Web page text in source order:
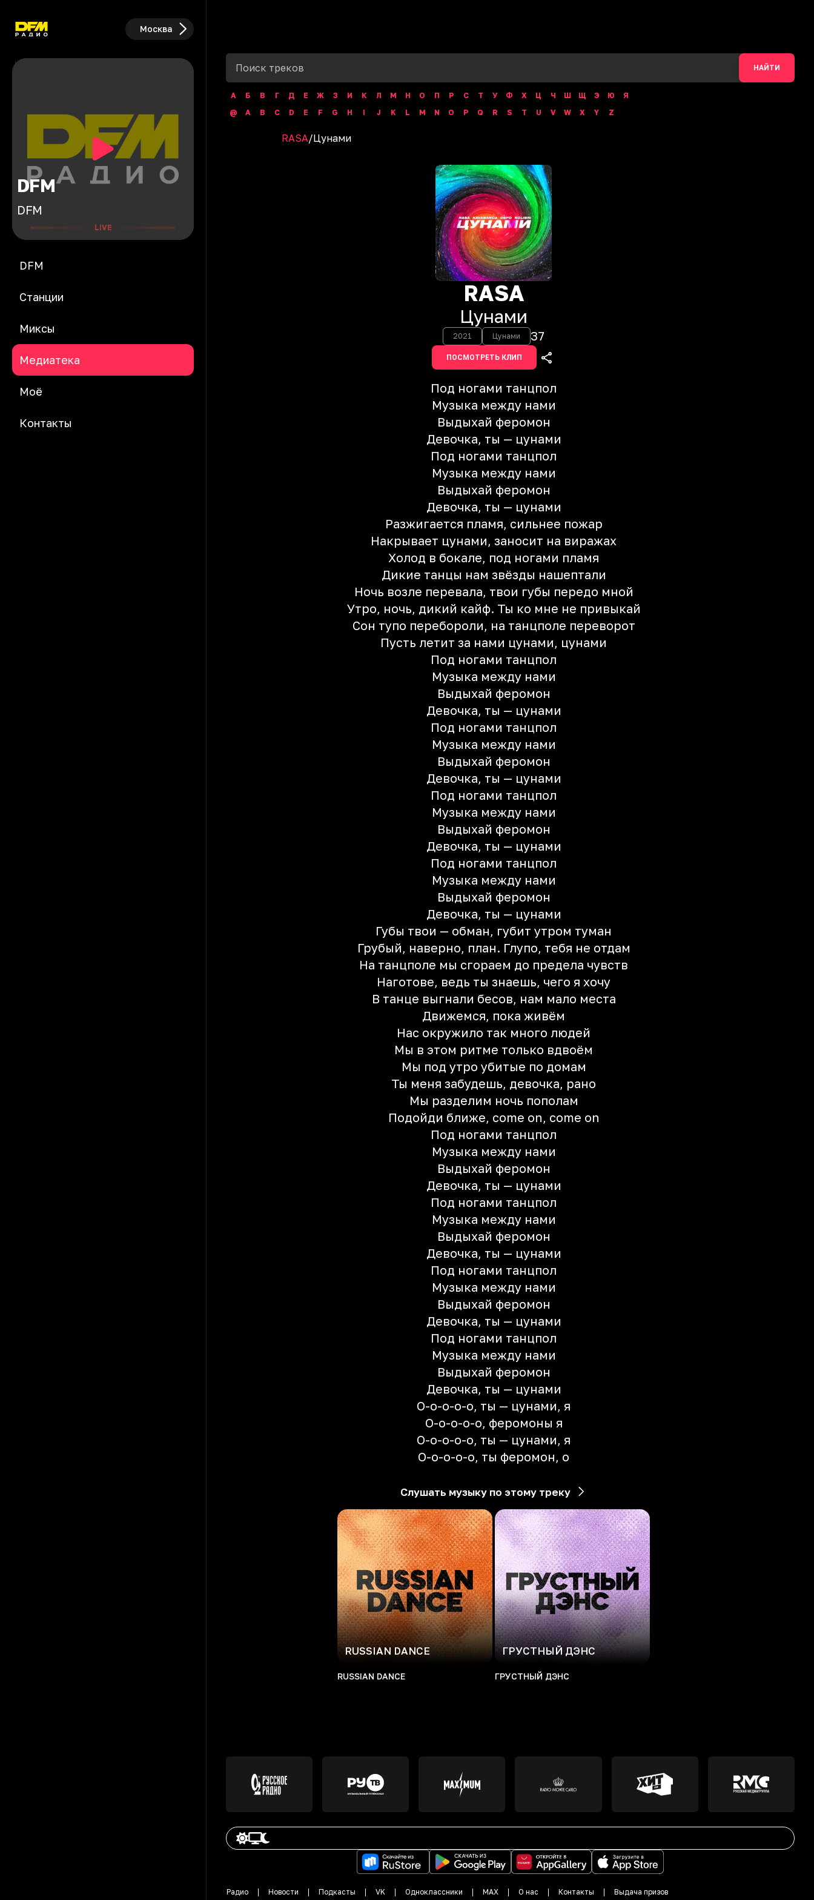
Москва
DFM
DFM
LIVE
DFM
Станции
Миксы
Медиатека
Моё
Контакты
НАЙТИ
А Б В Г Д Е Ж З И К Л М Н О П Р С Т У Ф Х Ц Ч Ш Щ Э Ю
Я
@
A B C D E F G H I J K L M N O P Q R S T U V W X Y Z
RASA/Цунами
RASA
Цунами
2021 Цунами 37
ПОСМОТРЕТЬ КЛИП
Под ногами танцпол
Музыка между нами
Выдыхай феромон
Девочка, ты — цунами
Под ногами танцпол
Музыка между нами
Выдыхай феромон
Девочка, ты — цунами
Разжигается пламя, сильнее пожар
Накрывает цунами, заносит на виражах
Холод в бокале, под ногами пламя
Дикие танцы нам звёзды нашептали
Ночь возле перевала, твои губы передо мной
Утро, ночь, дикий кайф. Ты ко мне не привыкай
Сон тупо перебороли, на танцполе переворот
Пусть летит за нами цунами, цунами
Под ногами танцпол
Музыка между нами
Выдыхай феромон
Девочка, ты — цунами
Под ногами танцпол
Музыка между нами
Выдыхай феромон
Девочка, ты — цунами
Под ногами танцпол
Музыка между нами
Выдыхай феромон
Девочка, ты — цунами
Под ногами танцпол
Музыка между нами
Выдыхай феромон
Девочка, ты — цунами
Губы твои — обман, губит утром туман
Грубый, наверно, план. Глупо, тебя не отдам
На танцполе мы сгораем до предела чувств
Наготове, ведь ты знаешь, чего я хочу
В танце выгнали бесов, нам мало места
Движемся, пока живём
Нас окружило так много людей
Мы в этом ритме только вдвоём
Мы под утро убитые по домам
Ты меня забудешь, девочка, рано
Мы разделим ночь пополам
Подойди ближе, come on, come on
Под ногами танцпол
Музыка между нами
Выдыхай феромон
Девочка, ты — цунами
Под ногами танцпол
Музыка между нами
Выдыхай феромон
Девочка, ты — цунами
Под ногами танцпол
Музыка между нами
Выдыхай феромон
Девочка, ты — цунами
Под ногами танцпол
Музыка между нами
Выдыхай феромон
Девочка, ты — цунами
О-о-о-о-о, ты — цунами, я
О-о-о-о-о, феромоны я
О-о-о-о-о, ты — цунами, я
О-о-о-о-о, ты феромон, о
Слушать музыку по этому треку
RUSSIAN DANCE
RUSSIAN DANCE
ГРУСТНЫЙ ДЭНС
ГРУСТНЫЙ ДЭНС
Радио Новости Подкасты VK Одноклассники MAX О нас Контакты Выдача призов